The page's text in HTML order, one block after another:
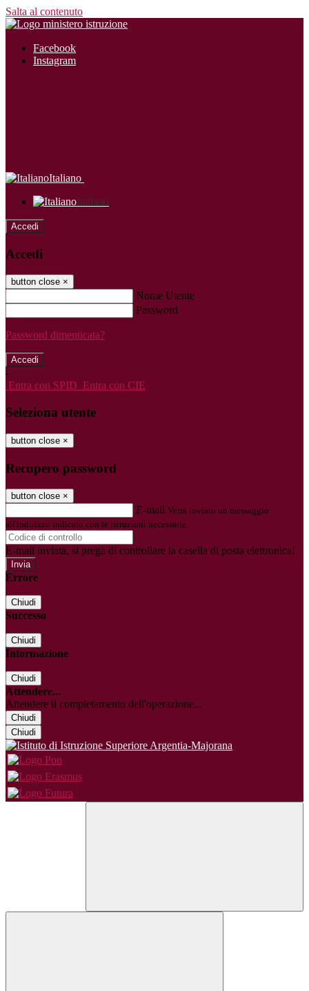
Salta al contenuto
Facebook
Instagram
Italiano
Italiano
Accedi
Accedi
button close ×
Nome Utente
Password
Password dimenticata?
-
Entra con SPID Entra con CIE
Seleziona utente
button close ×
Recupero password
button close ×
E-mail Verrà inviato un messaggio
all'indirizzo indicato con le istruzioni necessarie.
E-mail inviata, si prega di controllare la casella di posta elettronica!
Errore
Chiudi
Successo
Chiudi
Informazione
Chiudi
Attendere...
Attendere il completamento dell'operazione...
Chiudi
Chiudi